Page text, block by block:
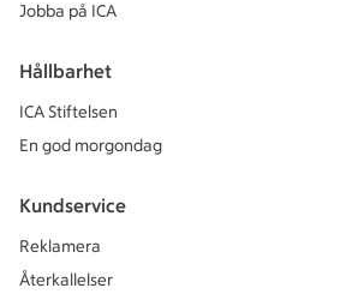
Jobba på ICA
Hållbarhet
ICA Stiftelsen
En god morgondag
Kundservice
Reklamera
Återkallelser